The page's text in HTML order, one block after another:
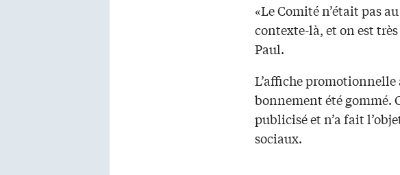
«Le Comité n’était pas
contexte-là, et on est
Paul.
L’affiche
bonnement été gommé.
publicisé et n’a fait
sociaux.